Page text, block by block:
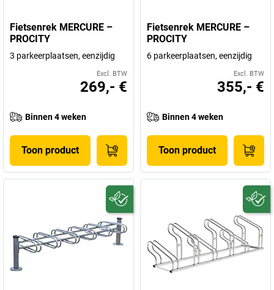
Fietsenrek MERCURE –
PROCITY
3 parkeerplaatsen, eenzijdig
Excl. BTW
269,- €
Binnen 4 weken
Toon product
Fietsenrek MERCURE –
PROCITY
6 parkeerplaatsen, eenzijdig
Excl. BTW
355,- €
Binnen 4 weken
Toon product